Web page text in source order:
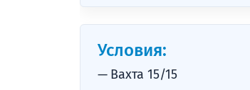
Условия:
Вахта 15/15